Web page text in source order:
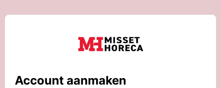
Account aanmaken